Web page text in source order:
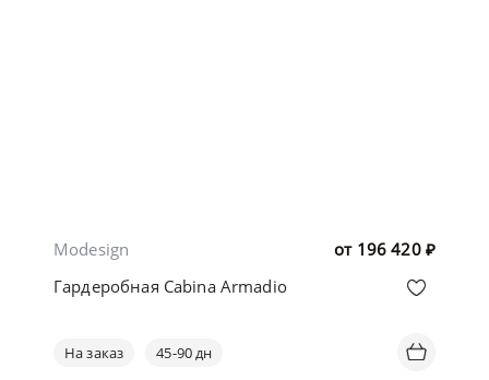
от 196 420 ₽
Modesign
Гардеробная Cabina Armadio
На заказ 45-90 дн